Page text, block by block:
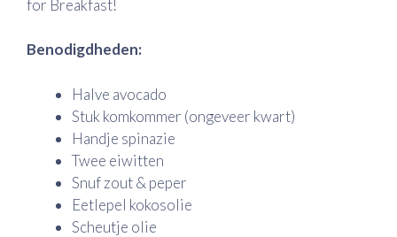
for Breakfast!
Benodigdheden:
Halve avocado
Stuk komkommer (ongeveer kwart)
Handje spinazie
Twee eiwitten
Snuf zout & peper
Eetlepel kokosolie
Scheutje olie